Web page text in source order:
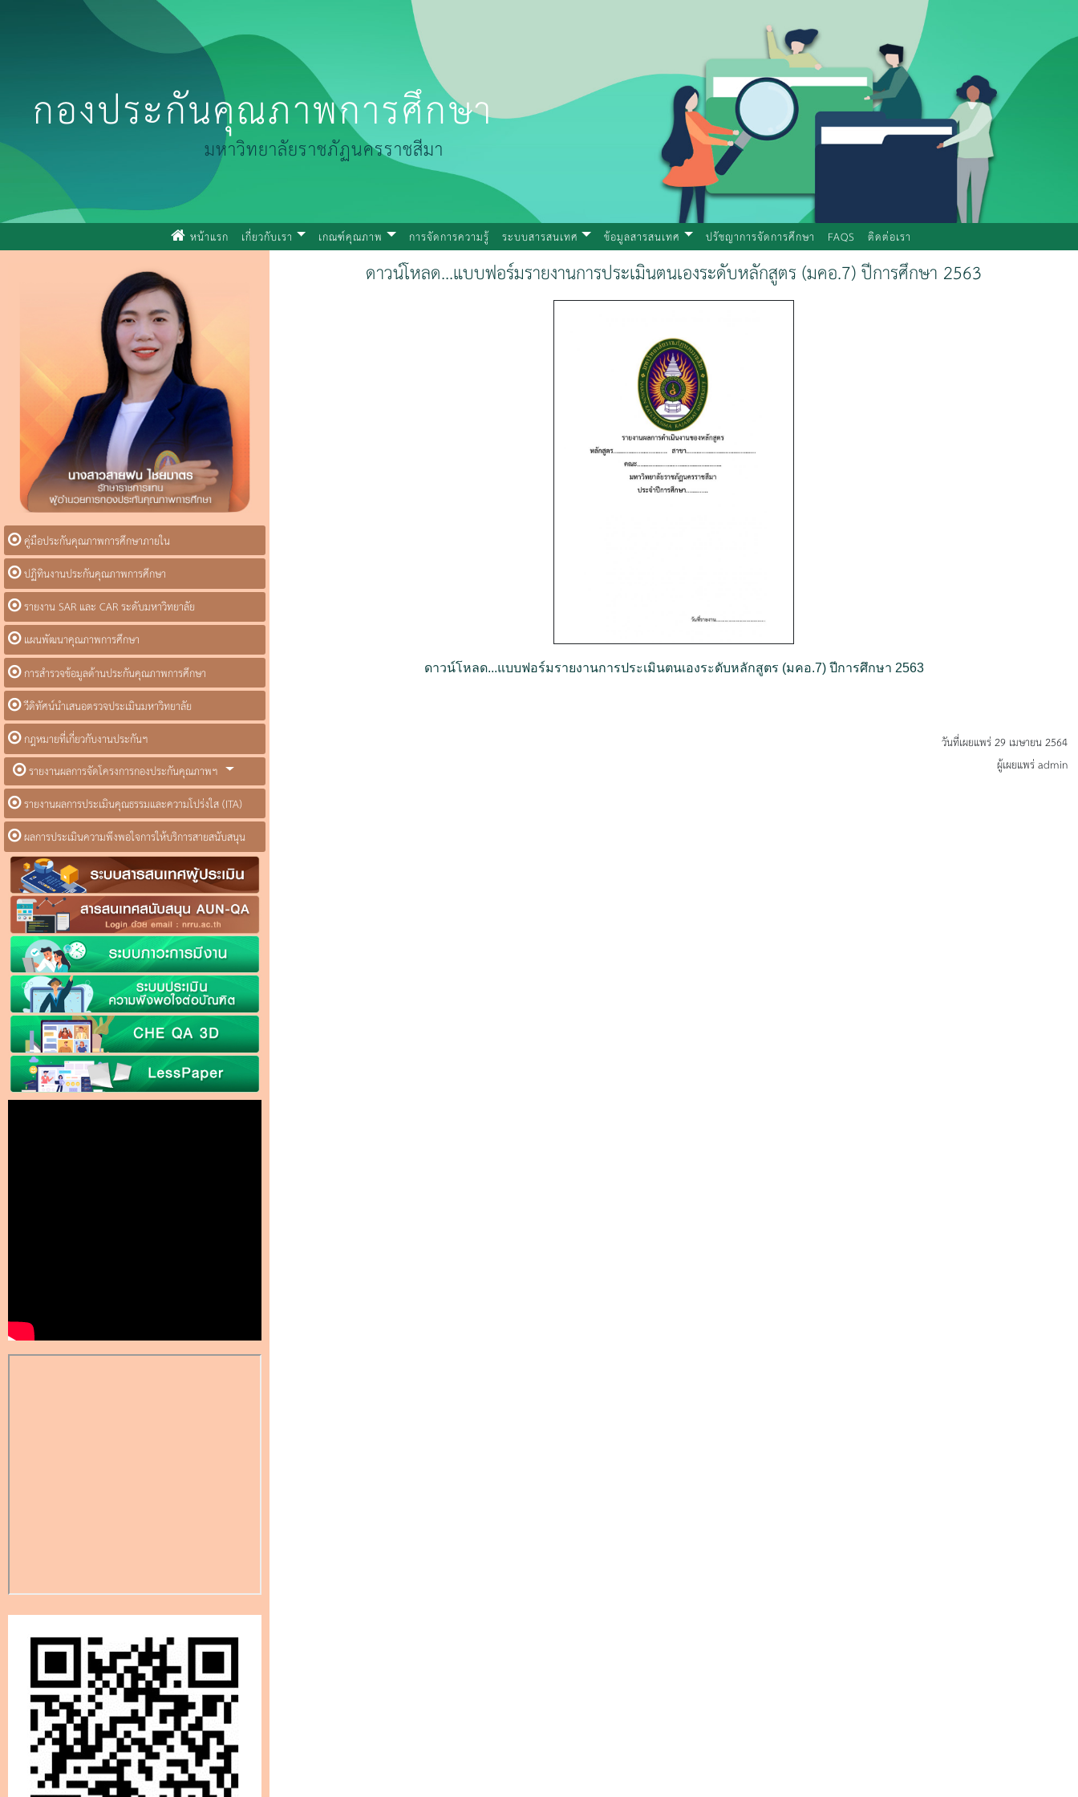
กองประกันคุณภาพการศึกษา
มหาวิทยาลัยราชภัฏนครราชสีมา
หน้าแรก(current)
เกี่ยวกับเรา เกณฑ์คุณภาพ การจัดการความรู้ ระบบสารสนเทศ ข้อมูลสารสนเทศ ปรัชญาการจัดการศึกษา FAQS ติดต่อเรา
คู่มือประกันคุณภาพการศึกษาภายใน
ปฏิทินงานประกันคุณภาพการศึกษา
รายงาน SAR และ CAR ระดับมหาวิทยาลัย
แผนพัฒนาคุณภาพการศึกษา
การสำรวจข้อมูลด้านประกันคุณภาพการศึกษา
วีดิทัศน์นำเสนอตรวจประเมินมหาวิทยาลัย
กฎหมายที่เกี่ยวกับงานประกันฯ
รายงานผลการจัดโครงการกองประกันคุณภาพฯ
รายงานผลการประเมินคุณธรรมและความโปร่งใส (ITA)
ผลการประเมินความพึงพอใจการให้บริการสายสนับสนุน
ดาวน์โหลด...แบบฟอร์มรายงานการประเมินตนเองระดับหลักสูตร (มคอ.7) ปีการศึกษา 2563
ดาวน์โหลด...แบบฟอร์มรายงานการประเมินตนเองระดับหลักสูตร (มคอ.7) ปีการศึกษา 2563
วันที่เผยแพร่ 29 เมษายน 2564
ผู้เผยแพร่ admin